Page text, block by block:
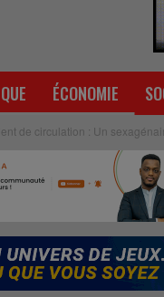
ÉCONOMIE
de circulation : Un